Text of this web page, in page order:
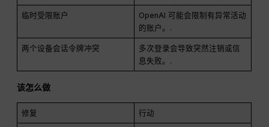
临时受限账户
OpenAI 可能会限制有异常活动
的账户。.
两个设备会话令牌冲突
多次登录会导致突然注销或信
息失败。.
该怎么做
修复 行动